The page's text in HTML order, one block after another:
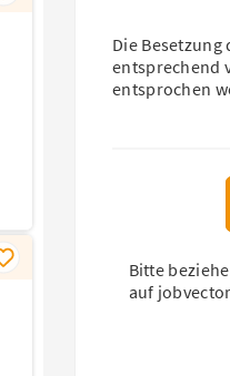
Die
entsprechend
entsprochen
Bitte
auf jobvector